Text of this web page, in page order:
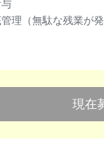
理（無駄な残業が発
現在